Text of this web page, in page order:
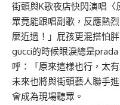
街頭與K歌夜店快閃演唱
眾竟能跟唱副歌，反應熱
麼近過！」屁孩更混搭怕
gucci的時候眼淚總是
呼：「原來這樣也行，太有
未來也將與街頭藝人聯手
會成為現場聽眾。